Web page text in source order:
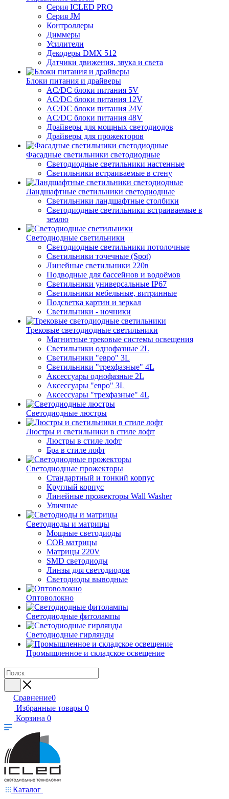
Серия ICLED PRO
Серия JM
Контроллеры
Диммеры
Усилители
Декодеры DMX 512
Датчики движения, звука и света
Блоки питания и драйверы
AC/DC блоки питания 5V
AC/DC блоки питания 12V
AC/DC блоки питания 24V
AC/DC блоки питания 48V
Драйверы для мощных светодиодов
Драйверы для прожекторов
Фасадные светильники светодиодные
Светодиодные светильники настенные
Светильники встраиваемые в стену
Ландшафтные светильники светодиодные
Светильники ландшафтные столбики
Светодиодные светильники встраиваемые в
землю
Светодиодные светильники
Светодиодные светильники потолочные
Светильники точечные (Spot)
Линейные светильники 220в
Подводные для бассейнов и водоёмов
Светильники универсальные IP67
Светильники мебельные, витринные
Подсветка картин и зеркал
Светильники - ночники
Трековые светодиодные светильники
Магнитные трековые системы освещения
Светильники однофазные 2L
Светильники "евро" 3L
Светильники "трехфазные" 4L
Аксессуары однофазные 2L
Аксессуары "евро" 3L
Аксессуары "трехфазные" 4L
Светодиодные люстры
Люстры и светильники в стиле лофт
Люстры в стиле лофт
Бра в стиле лофт
Светодиодные прожекторы
Стандартный и тонкий корпус
Круглый корпус
Линейные прожекторы Wall Washer
Уличные
Светодиоды и матрицы
Мощные светодиоды
COB матрицы
Матрицы 220V
SMD светодиоды
Линзы для светодиодов
Светодиоды выводные
Оптоволокно
Светодиодные фитолампы
Светодиодные гирлянды
Промышленное и складское освещение
Сравнение0
Избранные товары 0
Корзина 0
Каталог